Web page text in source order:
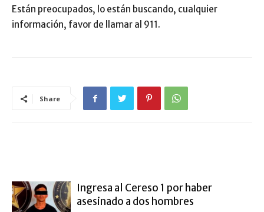
Están preocupados, lo están buscando, cualquier
información, favor de llamar al 911.
Share
Ingresa al Cereso 1 por haber
asesinado a dos hombres